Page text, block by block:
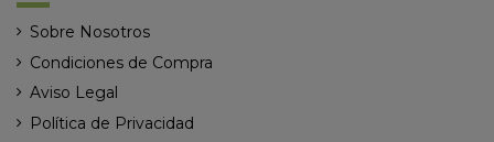
Sobre Nosotros
Condiciones de Compra
Aviso Legal
Política de Privacidad